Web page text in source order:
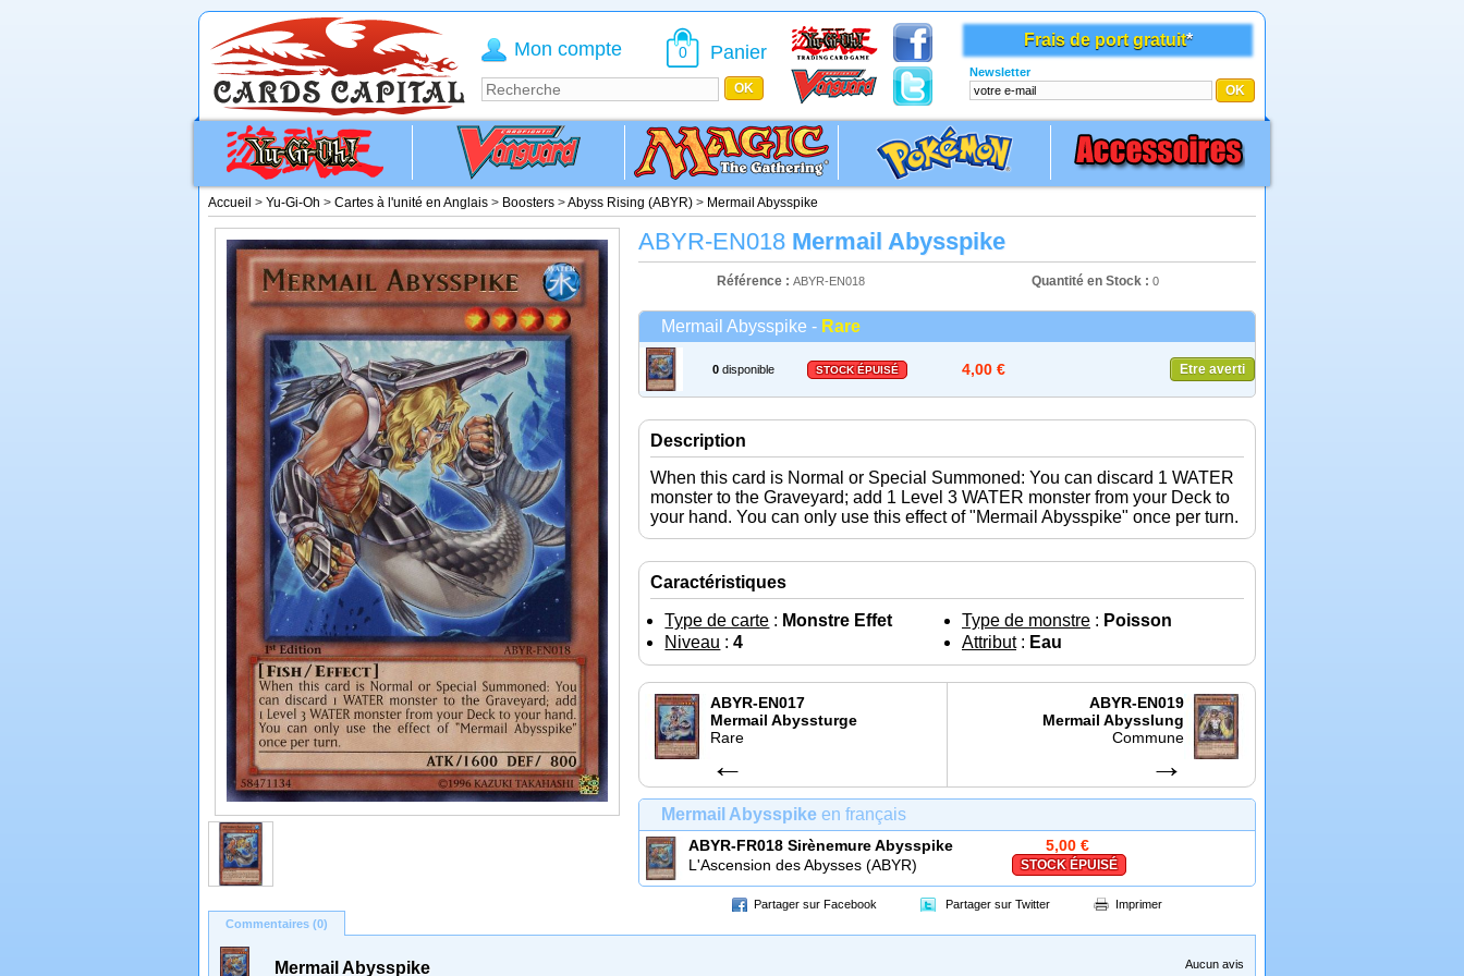
Accueil > Yu-Gi-Oh > Cartes à l'unité en Anglais > Boosters >Abyss Rising (ABYR) > Mermail Abysspike
ABYR-EN018 Mermail Abysspike
Référence : ABYR-EN018 Quantité en Stock : 0
Mermail Abysspike - Rare
0 disponible STOCK ÉPUISÉ 4,00 € Etre averti
Description
When this card is Normal or Special Summoned: You can discard 1 WATER
monster to the Graveyard; add 1 Level 3 WATER monster from your Deck to
your hand. You can only use this effect of "Mermail Abysspike" once per turn.
Caractéristiques
Type de carte : Monstre Effet Type de monstre : Poisson
Niveau :4 Attribut: Eau
ABYR-EN017
Mermail Abyssturge
Rare
←
ABYR-EN019
Mermail Abysslung
Commune
→
Mermail Abysspikeen français
ABYR-FR018 Sirènemure Abysspike
L'Ascension des Abysses (ABYR)
5,00 €
STOCK ÉPUISÉ
Partager sur Facebook Partager sur Twitter
Imprimer
Commentaires (0)
Mermail Abysspike Aucun avis
Frais de port gratuit*
Newsletter
Mon compte 0 Panier